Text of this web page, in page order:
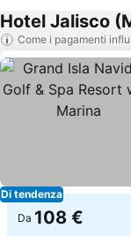
Hotel Jalisco
Come i pagamenti
Di tendenza
Da 108 €